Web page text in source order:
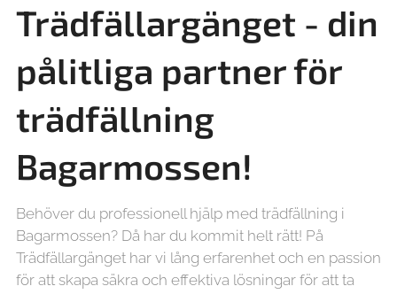
Trädfällargänget - din
pålitliga partner för
trädfällning
Bagarmossen!
Behöver du professionell hjälp med trädfällning i
Bagarmossen? Då har du kommit helt rätt! På
Trädfällargänget har vi lång erfarenhet och en passion
för att skapa säkra och effektiva lösningar för att ta